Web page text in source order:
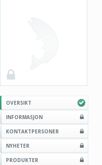
OVERSIKT
INFORMASJON
KONTAKTPERSONER
NYHETER
PRODUKTER